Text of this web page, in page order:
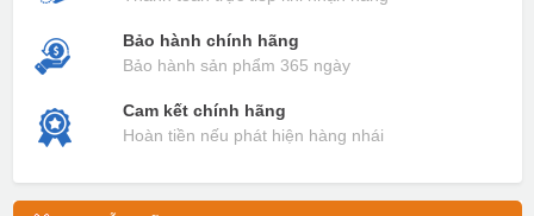
Bảo hành chính hãng
Bảo hành sản phẩm 365 ngày
Cam kết chính hãng
Hoàn tiền nếu phát hiện hàng nhái